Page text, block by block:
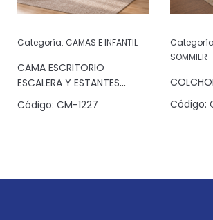
Categoría: CAMAS E INFANTIL
CAMA ESCRITORIO
ESCALERA Y ESTANTES
JATOBA
Código: CM-1227
SOMMIER
Código: